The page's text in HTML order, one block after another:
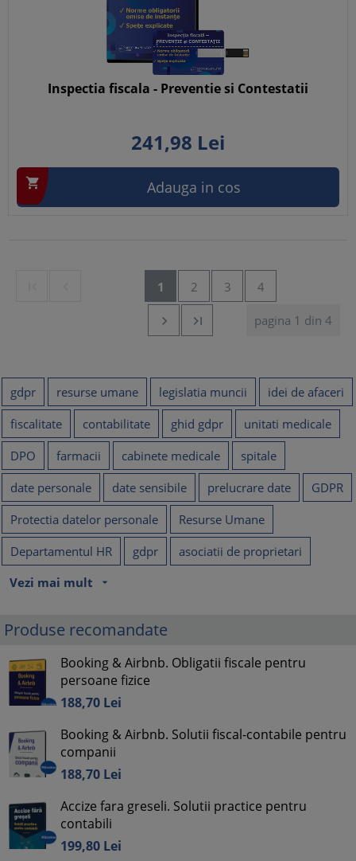
Inspectia fiscala - Preventie si Contestatii
241,98 Lei
 Adauga in cos
1 2 3 4
pagina 1 din 4


gdpr resurse umane legislatia muncii
idei de afaceri
fiscalitate
contabilitate ghid gdpr
unitati medicale
DPO
farmacii cabinete medicale
spitale
date personale
date sensibile prelucrare date
GDPR
Protectia datelor personale
Resurse Umane
Departamentul HR
gdpr
asociatii de proprietari
Vezi mai mult
arrow_drop_down
Produse recomandate
Booking & Airbnb. Obligatii fiscale pentru
persoane fizice
188,70 Lei
Booking & Airbnb. Solutii fiscal-contabile pentru
companii
188,70 Lei
Accize fara greseli. Solutii practice pentru
contabili
199,80 Lei